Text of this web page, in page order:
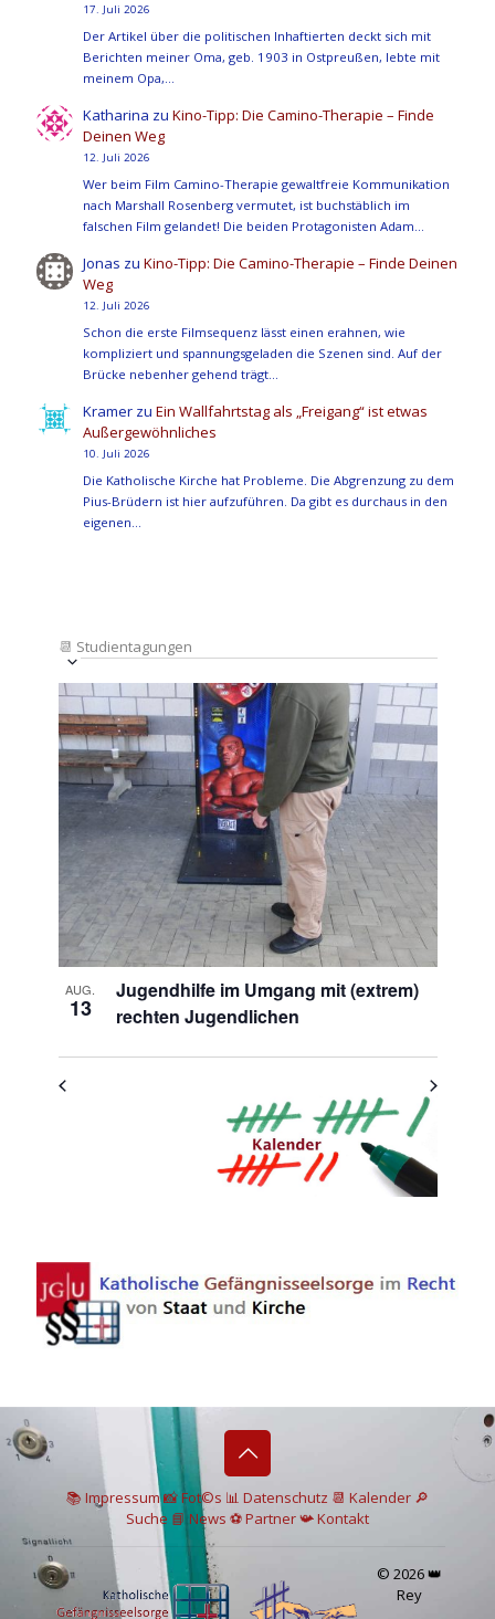
17. Juli 2026
Der Artikel über die politischen Inhaftierten deckt sich mit
Berichten meiner Oma, geb. 1903 in Ostpreußen, lebte mit
meinem Opa,…
Katharina zuKino-Tipp: Die Camino-Therapie – Finde
Deinen Weg
12. Juli 2026
Wer beim Film Camino-Therapie gewaltfreie Kommunikation
nach Marshall Rosenberg vermutet, ist buchstäblich im
falschen Film gelandet! Die beiden Protagonisten Adam…
Jonas zuKino-Tipp: Die Camino-Therapie – Finde Deinen
Weg
12. Juli 2026
Schon die erste Filmsequenz lässt einen erahnen, wie
kompliziert und spannungsgeladen die Szenen sind. Auf der
Brücke nebenher gehend trägt…
Kramer zuEin Wallfahrtstag als „Freigang“ ist etwas
Außergewöhnliches
10. Juli 2026
Die Katholische Kirche hat Probleme. Die Abgrenzung zu dem
Pius-Brüdern ist hier aufzuführen. Da gibt es durchaus in den
eigenen…
📆 Studientagungen
Ansichten-
Navigation
Veranstaltung
Ansichten-
Navigation
auswählen.
List
of
Veranstaltungen
in
Photo
View
AUG.
13
Jugendhilfe im Umgang mit (extrem)
rechten Jugendlichen
📚 Impressum📸Fot©s 📊 Datenschutz 📆 Kalender 🔎
Suche 📘 News ⚽Partner📯Kontakt
© 2026 👑
Rey